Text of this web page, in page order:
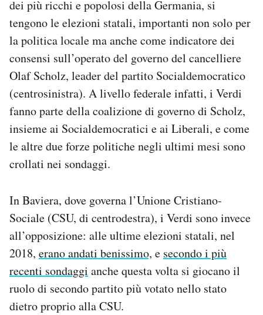
CALENDARIO
AREA PERSONALE
Area Personale
Newsletter
Notifiche mobile
Regala il Post
Hai bisogno di aiuto?
Esci
dei più ricchi e popolosi della Germania, si
tengono le elezioni statali, importanti non solo per
la politica locale ma anche come indicatore dei
consensi sull’operato del governo del cancelliere
Olaf Scholz, leader del partito Socialdemocratico
(centrosinistra). A livello federale infatti, i Verdi
fanno parte della coalizione di governo di Scholz,
insieme ai Socialdemocratici e ai Liberali, e come
le altre due forze politiche negli ultimi mesi sono
crollati nei sondaggi.
In Baviera, dove governa l’Unione Cristiano-
Sociale (CSU, di centrodestra), i Verdi sono invece
all’opposizione: alle ultime elezioni statali, nel
2018, erano andati benissimo, e secondo i più
recenti sondaggi anche questa volta si giocano il
ruolo di secondo partito più votato nello stato
dietro proprio alla CSU.